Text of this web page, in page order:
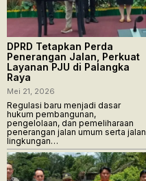
DPRD Tetapkan Perda
Penerangan Jalan, Perkuat
Layanan PJU di Palangka
Raya
Mei 21, 2026
Regulasi baru menjadi dasar
hukum pembangunan,
pengelolaan, dan pemeliharaan
penerangan jalan umum serta jalan
lingkungan…